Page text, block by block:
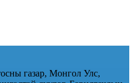
газар, Монгол Улс,